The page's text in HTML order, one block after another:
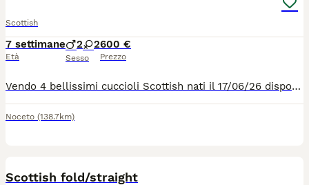
Scottish
7 settimane
Età
2 2
Sesso
600 €
Prezzo
Vendo 4 bellissimi cuccioli Scottish nati il 17/06/26 disponibili dal 20/08/26 2 maschi e due femmine … verranno ceduti dopo controllo veterinario , sverminazione e prima vaccinazione … i gattini sono visibili con possibilità già da ora di scegliere quello che più fa per voi … affrettatevi!!!
Noceto (138.7km)
Scottish fold/straight